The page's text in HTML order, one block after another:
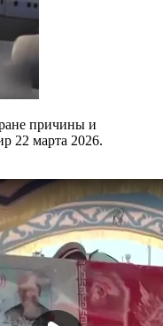
причины и
22 марта 2026.